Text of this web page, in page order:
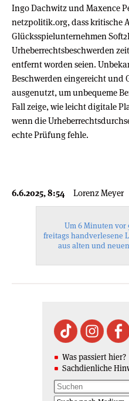
Ingo Dachwitz und Maxence
netzpolitik.org, dass kritische
Glücksspielunternehmen
Urheberrechtsbeschwerden
entfernt worden seien.
Beschwerden eingereicht und
ausgenutzt, um unbequeme
Fall zeige, wie leicht digitale
wenn die
echte Prüfung fehle.
6.6.2025, 8:54 Lorenz Meyer
Um 6 Minuten vor
freitags handverlesene
aus alten und
Was passiert hier?
Sachdienliche